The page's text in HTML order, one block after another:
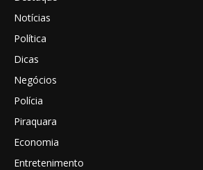
Notícias
Política
Dicas
Negócios
Polícia
Piraquara
Economia
Entretenimento